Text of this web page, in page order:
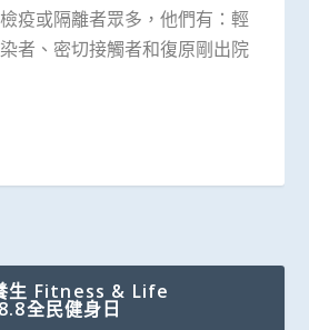
疫或隔離者眾多，他們有：輕
者、密切接觸者和復原剛出院
生 Fitness & Life
全民健身日